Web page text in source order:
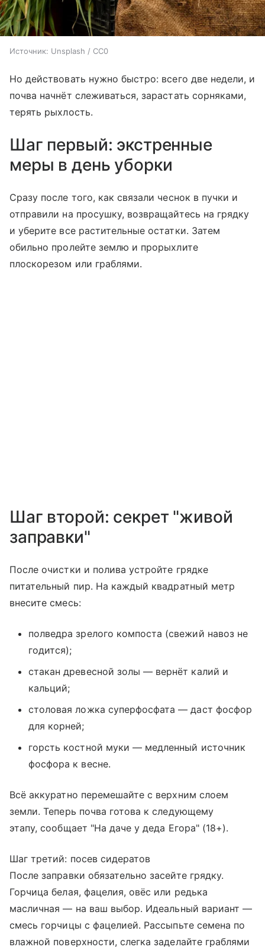
Источник: Unsplash / CC0
Но действовать нужно быстро: всего две недели, и
почва начнёт слеживаться, зарастать сорняками,
терять рыхлость.
Шаг первый: экстренные
меры в день уборки
Сразу после того, как связали чеснок в пучки и
отправили на просушку, возвращайтесь на грядку
и уберите все растительные остатки. Затем
обильно пролейте землю и прорыхлите
плоскорезом или граблями.
Шаг второй: секрет "живой
заправки"
После очистки и полива устройте грядке
питательный пир. На каждый квадратный метр
внесите смесь:
полведра зрелого компоста (свежий навоз не
годится);
стакан древесной золы — вернёт калий и
кальций;
столовая ложка суперфосфата — даст фосфор
для корней;
горсть костной муки — медленный источник
фосфора к весне.
Всё аккуратно перемешайте с верхним слоем
земли. Теперь почва готова к следующему
этапу, сообщает "На даче у деда Егора" (18+).
Шаг третий: посев сидератов
После заправки обязательно засейте грядку.
Горчица белая, фацелия, овёс или редька
масличная — на ваш выбор. Идеальный вариант —
смесь горчицы с фацелией. Рассыпьте семена по
влажной поверхности, слегка заделайте граблями